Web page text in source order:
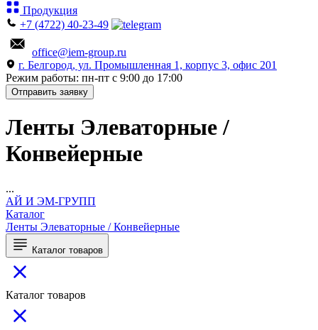
Продукция
+7 (4722) 40-23-49
office@iem-group.ru
г. Белгород, ул. Промышленная 1, корпус 3, офис 201
Режим работы: пн-пт с 9:00 до 17:00
Отправить заявку
Ленты Элеваторные /
Конвейерные
...
АЙ И ЭМ-ГРУПП
Каталог
Ленты Элеваторные / Конвейерные
Каталог товаров
Каталог товаров